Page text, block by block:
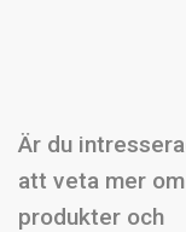
Är du
att veta mer
produkter och